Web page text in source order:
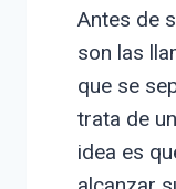
Antes de
son las
que se
trata de
idea es